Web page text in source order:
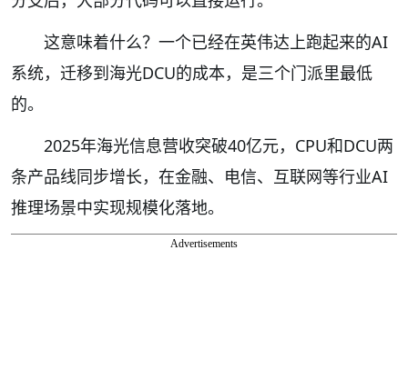
这意味着什么？一个已经在英伟达上跑起来的AI
系统，迁移到海光DCU的成本，是三个门派里最低
的。
2025年海光信息营收突破40亿元，CPU和DCU两
条产品线同步增长，在金融、电信、互联网等行业AI
推理场景中实现规模化落地。
Advertisements